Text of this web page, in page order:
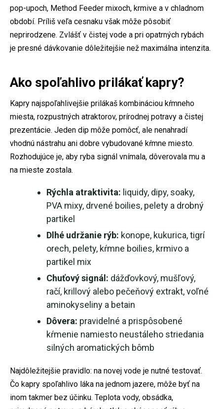
pop-upoch, Method Feeder mixoch, krmive a v chladnom
období. Príliš veľa cesnaku však môže pôsobiť
neprirodzene. Zvlášť v čistej vode a pri opatrných rybách
je presné dávkovanie dôležitejšie než maximálna intenzita.
Ako spoľahlivo prilákať kapry?
Kapry najspoľahlivejšie prilákaš kombináciou kŕmneho
miesta, rozpustných atraktorov, prírodnej potravy a čistej
prezentácie. Jeden dip môže pomôcť, ale nenahradí
vhodnú nástrahu ani dobre vybudované kŕmne miesto.
Rozhodujúce je, aby ryba signál vnímala, dôverovala mu a
na mieste zostala.
Rýchla atraktivita: liquidy, dipy, soaky,
PVA mixy, drvené boilies, pelety a drobný
partikel
Dlhé udržanie rýb: konope, kukurica, tigrí
orech, pelety, kŕmne boilies, krmivo a
partikel mix
Chuťový signál: dážďovkový, mušľový,
račí, krillový alebo pečeňový extrakt, voľné
aminokyseliny a betain
Dôvera: pravidelné a prispôsobené
kŕmenie namiesto neustáleho striedania
silných aromatických bômb
Najdôležitejšie pravidlo: na novej vode je nutné testovať.
Čo kapry spoľahlivo láka na jednom jazere, môže byť na
inom takmer bez účinku. Teplota vody, obsádka,